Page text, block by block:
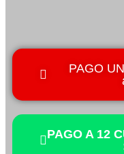
PAGO
PAGO A 12